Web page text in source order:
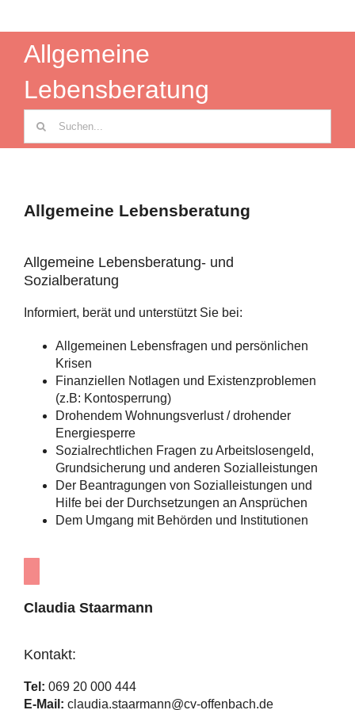
Allgemeine
Lebensberatung
nach:
Allgemeine Lebensberatung
Allgemeine Lebensberatung- und
Sozialberatung
Informiert, berät und unterstützt Sie bei:
Allgemeinen Lebensfragen und persönlichen
Krisen
Finanziellen Notlagen und Existenzproblemen
(z.B: Kontosperrung)
Drohendem Wohnungsverlust / drohender
Energiesperre
Sozialrechtlichen Fragen zu Arbeitslosengeld,
Grundsicherung und anderen Sozialleistungen
Der Beantragungen von Sozialleistungen und
Hilfe bei der Durchsetzungen an Ansprüchen
Dem Umgang mit Behörden und Institutionen
Claudia Staarmann
Kontakt:
Tel: 069 20 000 444
E-Mail: claudia.staarmann@cv-offenbach.de